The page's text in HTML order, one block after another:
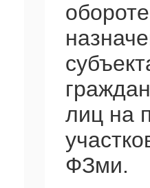
лиц на
ФЗми.